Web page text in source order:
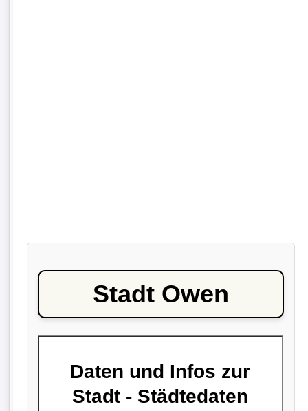
Stadt Owen
Daten und Infos zur
Stadt - Städtedaten